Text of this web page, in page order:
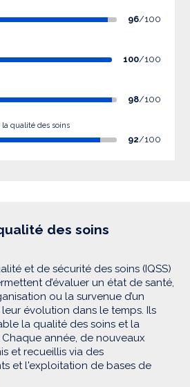
96/100
100/100
98/100
qualité des soins
92/100
des soins
et de sécurité des soins (IQSS)
d’évaluer un état de santé,
ou la survenue d’un
évolution dans le temps. Ils
la qualité des soins et la
année, de nouveaux
et recueillis via des
et l'exploitation de bases de